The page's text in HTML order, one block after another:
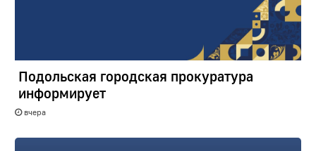
Подольская городская прокуратура
информирует
вчера